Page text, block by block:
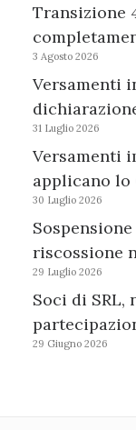
Transizione
3 Agosto 2026
Versamenti
31 Luglio 2026
Versamenti
applicano lo
30 Luglio 2026
riscossione
29 Luglio 2026
Soci di SRL,
29 Giugno 2026